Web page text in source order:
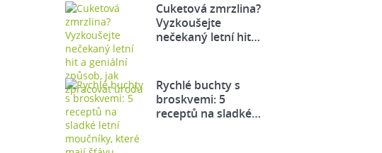
Cuketová zmrzlina?
Vyzkoušejte
nečekaný letní hit…
Rychlé buchty s
broskvemi: 5
receptů na sladké…